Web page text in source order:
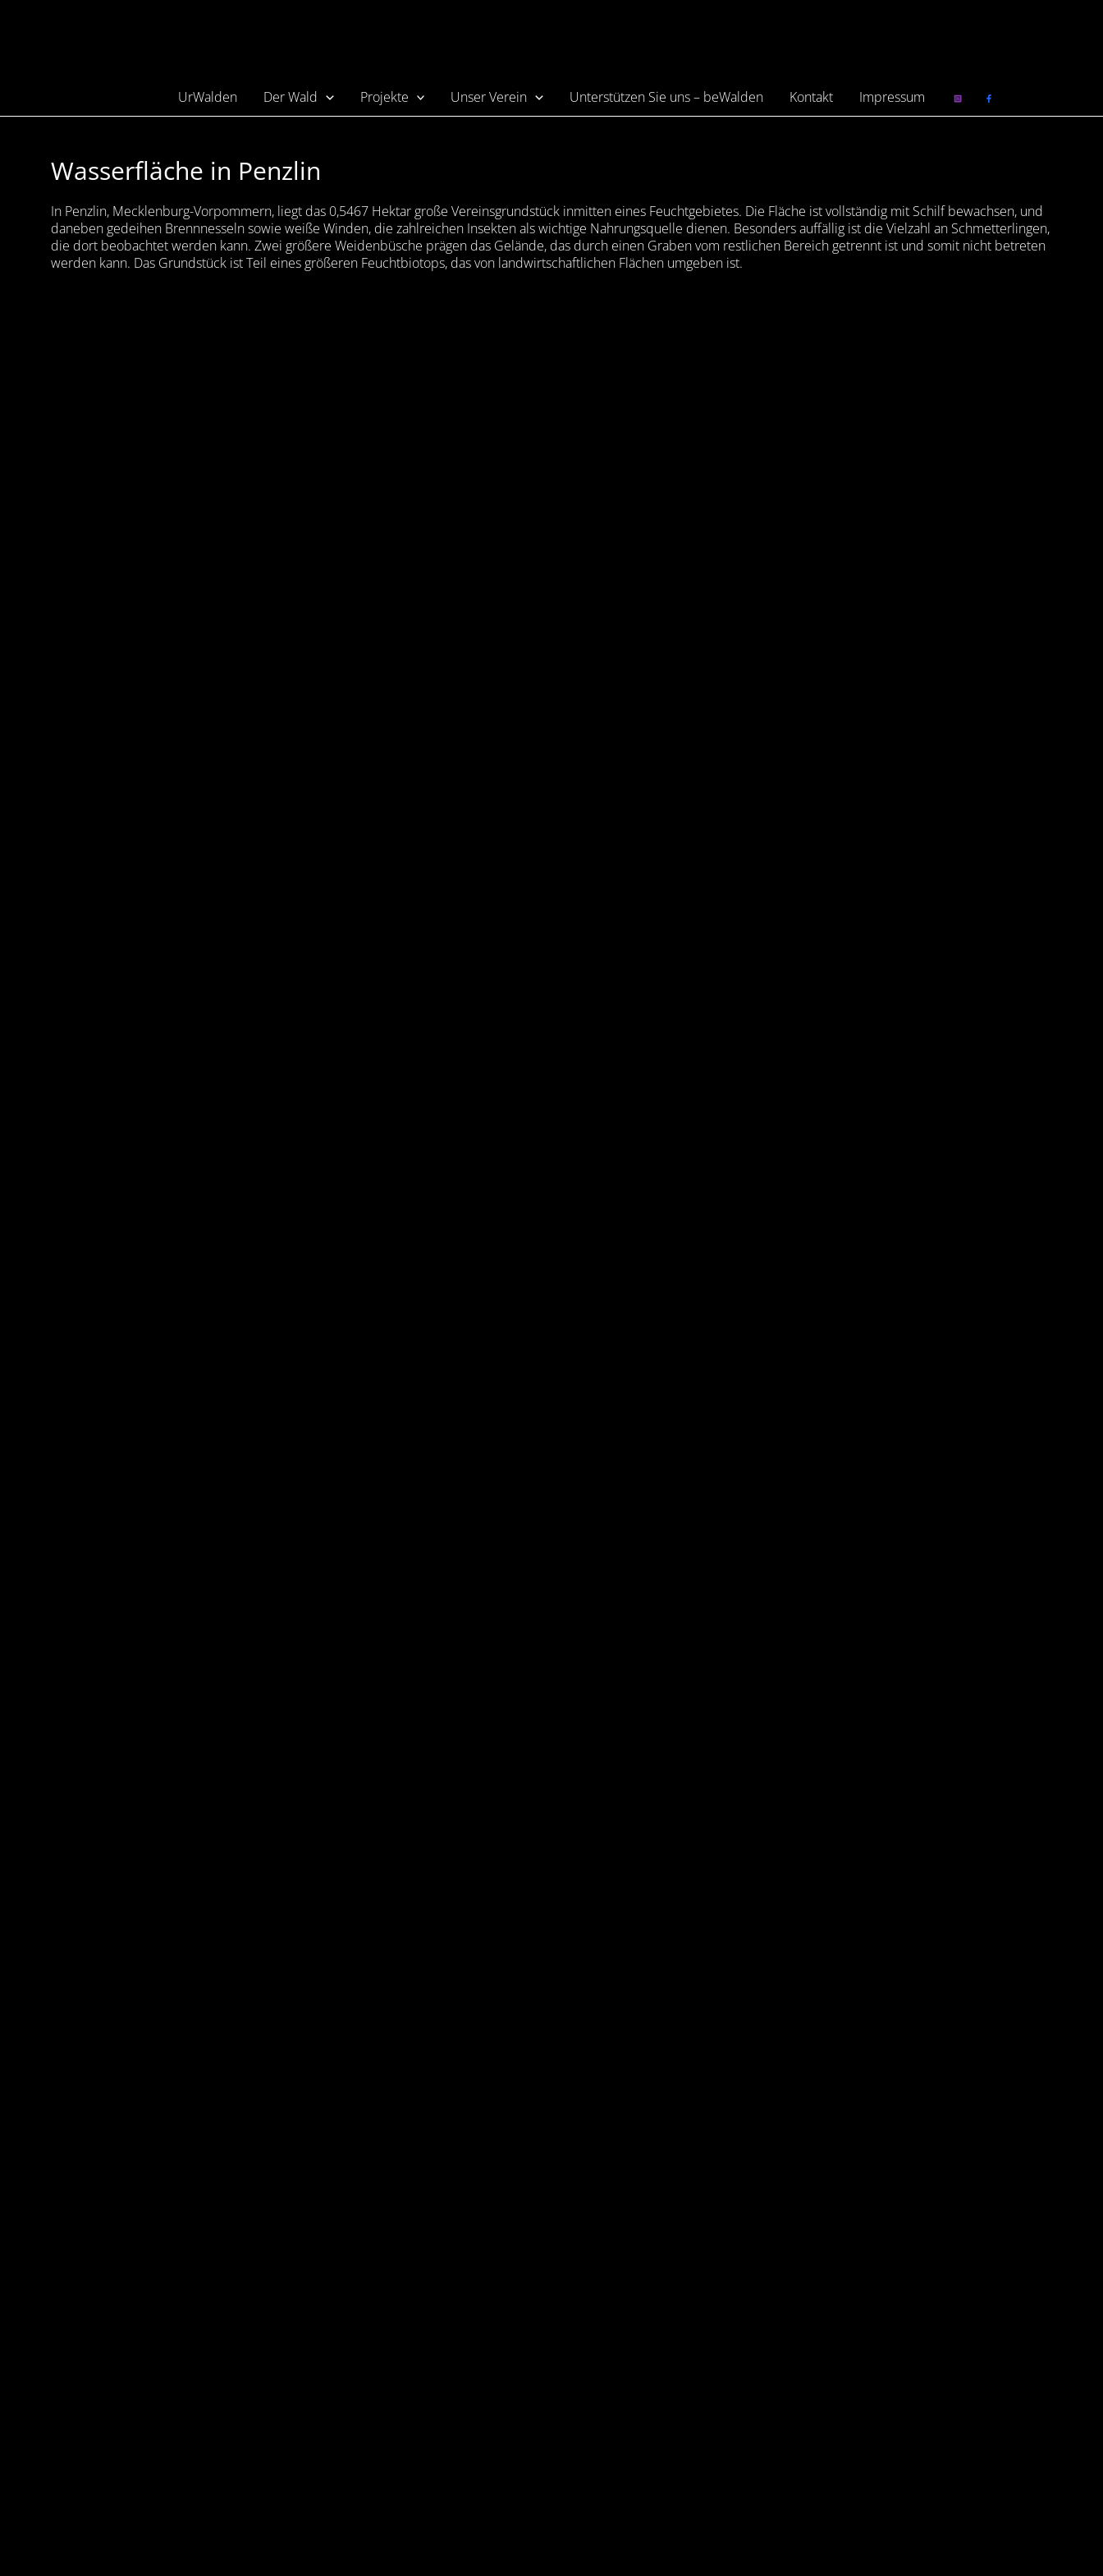
UrWalden Der Wald Projekte Unser Verein Unterstützen Sie uns – beWalden Kontakt Impressum
Wasserfläche in Penzlin
In Penzlin, Mecklenburg-Vorpommern, liegt das 0,5467 Hektar große Vereinsgrundstück inmitten eines Feuchtgebietes. Die Fläche ist vollständig mit Schilf bewachsen, und
daneben gedeihen Brennnesseln sowie weiße Winden, die zahlreichen Insekten als wichtige Nahrungsquelle dienen. Besonders auffällig ist die Vielzahl an Schmetterlingen,
die dort beobachtet werden kann. Zwei größere Weidenbüsche prägen das Gelände, das durch einen Graben vom restlichen Bereich getrennt ist und somit nicht betreten
werden kann. Das Grundstück ist Teil eines größeren Feuchtbiotops, das von landwirtschaftlichen Flächen umgeben ist.